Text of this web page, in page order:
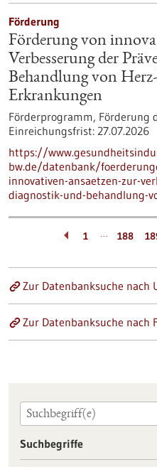
Förderung
Förderung von
Verbesserung der
Behandlung von
Erkrankungen
Förderprogramm, Förderung
Einreichungsfrist: 27.07.2026
https://
bw.de/datenbank/
innovativen-ansaetzen-zur-
diagnostik-und-behandlung-
1 … 188
Zur Datenbanksuche nach
Zur Datenbanksuche nach
Suchbegriffe